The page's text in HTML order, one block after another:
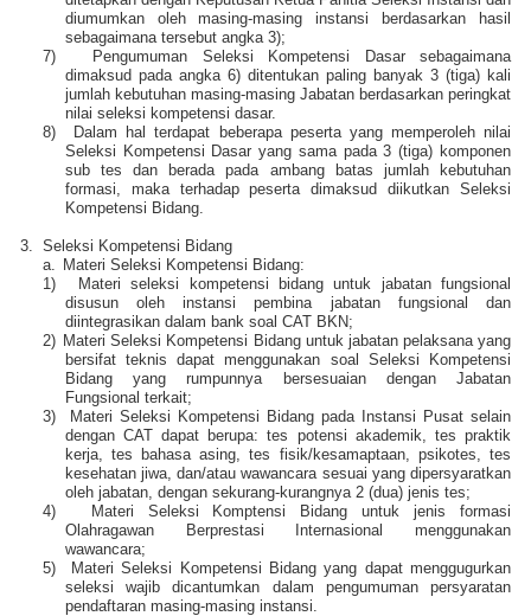
diumumkan oleh masing-masing instansi berdasarkan hasil
sebagaimana tersebut angka 3);
7)
Pengumuman Seleksi Kompetensi Dasar sebagaimana
dimaksud pada angka 6) ditentukan paling banyak 3 (tiga) kali
jumlah kebutuhan masing-masing Jabatan berdasarkan peringkat
nilai seleksi kompetensi dasar.
8)
Dalam hal terdapat beberapa peserta yang memperoleh nilai
Seleksi Kompetensi Dasar yang sama pada 3 (tiga) komponen
sub tes dan berada pada ambang batas jumlah kebutuhan
formasi, maka terhadap peserta dimaksud diikutkan Seleksi
Kompetensi Bidang.
3.
Seleksi Kompetensi Bidang
a.
Materi Seleksi Kompetensi Bidang:
1)
Materi seleksi kompetensi bidang untuk jabatan fungsional
disusun oleh instansi pembina jabatan fungsional dan
diintegrasikan dalam bank soal CAT BKN;
2) Materi Seleksi Kompetensi Bidang untuk jabatan pelaksana yang
bersifat teknis dapat menggunakan soal Seleksi Kompetensi
Bidang yang rumpunnya bersesuaian dengan Jabatan
Fungsional terkait;
3)
Materi Seleksi Kompetensi Bidang pada Instansi Pusat selain
dengan CAT dapat berupa: tes potensi akademik, tes praktik
kerja, tes bahasa asing, tes fisik/kesamaptaan, psikotes, tes
kesehatan jiwa, dan/atau wawancara sesuai yang dipersyaratkan
oleh jabatan, dengan sekurang-kurangnya 2 (dua) jenis tes;
4)
Materi Seleksi Komptensi Bidang untuk jenis formasi
Olahragawan Berprestasi Internasional menggunakan
wawancara;
5)
Materi Seleksi Kompetensi Bidang yang dapat menggugurkan
seleksi wajib dicantumkan dalam pengumuman persyaratan
pendaftaran masing-masing instansi.